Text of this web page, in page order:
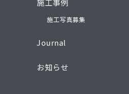
施工事例
施工写真募集
Journal
お知らせ